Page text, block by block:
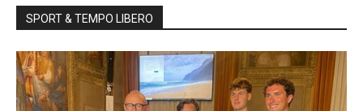
SPORT & TEMPO LIBERO